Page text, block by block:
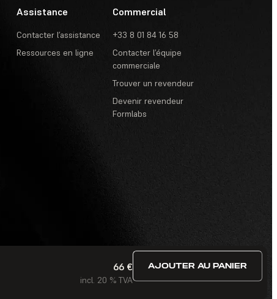
66 €
incl. 20 % TVA
AJOUTER AU PANIER
Assistance
Contacter l’assistance
Ressources en ligne
Commercial
+33 8 01 84 16 58
Contacter l’équipe
commerciale
Trouver un revendeur
Devenir revendeur
Formlabs
· Concours et tirages au sort